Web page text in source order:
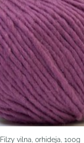
Filzy vilna, orhideja, 100g